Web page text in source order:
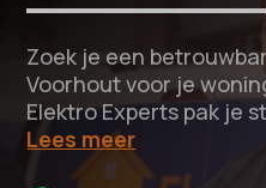
Zoek je een
Voorhout voor je
Elektro Experts pak je
Lees meer